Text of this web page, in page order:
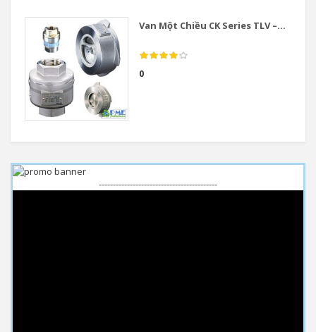
Van Một Chiều CK Series TLV –...
0
------------------------------------------